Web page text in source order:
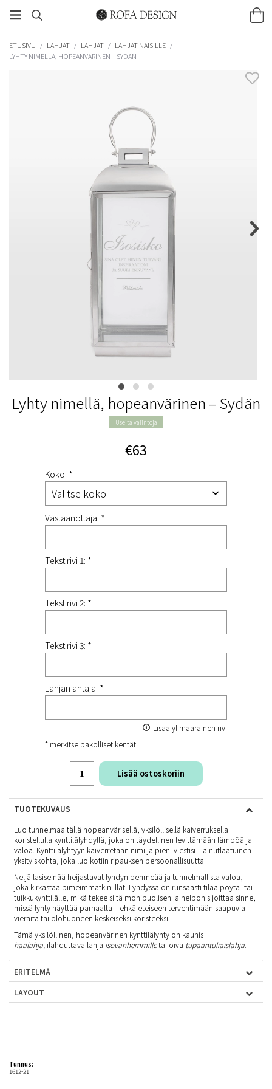
ETUSIVU / LAHJAT / LAHJAT / LAHJAT NAISILLE /
LYHTY NIMELLÄ, HOPEANVÄRINEN – SYDÄN
Lyhty nimellä, hopeanvärinen – Sydän
Useita valintoja
€63
Koko: *
Vastaanottaja: *
Tekstirivi 1: *
Tekstirivi 2: *
Tekstirivi 3: *
Lahjan antaja: *
Lisää ylimääräinen rivi
* merkitse pakolliset kentät
Lisää ostoskoriin
TUOTEKUVAUS
Luo tunnelmaa tällä hopeanvärisellä, yksilöllisellä kaiverruksella
koristellulla kynttilälyhdyllä, joka on täydellinen levittämään lämpöä ja
valoa. Kynttilälyhtyyn kaiverretaan nimi ja pieni viestisi – ainutlaatuinen
yksityiskohta, joka luo kotiin ripauksen persoonallisuutta.
Neljä lasiseinää heijastavat lyhdyn pehmeää ja tunnelmallista valoa,
joka kirkastaa pimeimmätkin illat. Lyhdyssä on runsaasti tilaa pöytä- tai
tuikkukynttilälle, mikä tekee siitä monipuolisen ja helpon sijoittaa sinne,
missä lyhty näyttää parhaalta – ehkä eteiseen tervehtimään saapuvia
vieraita tai olohuoneen keskeiseksi koristeeksi.
Tämä yksilöllinen, hopeanvärinen kynttilälyhty on kaunis
häälahja ilahduttava lahja isovanhemmilletai oiva tupaantuliaislahja
ERITELMÄ
LAYOUT
Tunnus:
1612-21